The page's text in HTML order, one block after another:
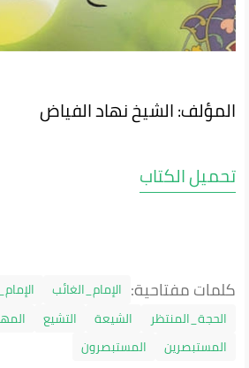
المؤلف: الشيخ نهاد الفياض
تحميل الكتاب
كلمات مفتاحية: الإمام_الغائب
الحجة_المنتظر
الشيعة التشيع
المستبصرين
المستبصرون